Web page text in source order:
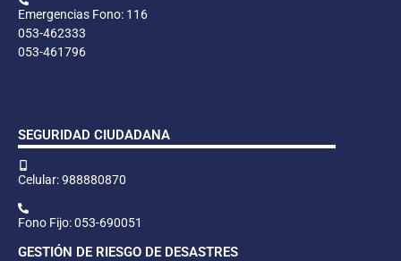
Emergencias Fono: 116
053-462333
053-461796
SEGURIDAD CIUDADANA
Celular: 988880870
Fono Fijo: 053-690051
GESTIÓN DE RIESGO DE DESASTRES